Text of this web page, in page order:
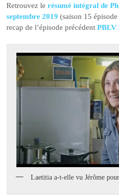
Retrouvez lerésumé intégral de
septembre 2019 (saison 15
recap de l’épisode précédentPBLV
Laetitia a-t-elle vu Jérôme